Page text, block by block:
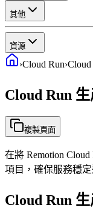
其他
資源
›Cloud Run›
Cloud Run
複製頁面
在將 Remotion
項目，確保服務穩
Cloud Run